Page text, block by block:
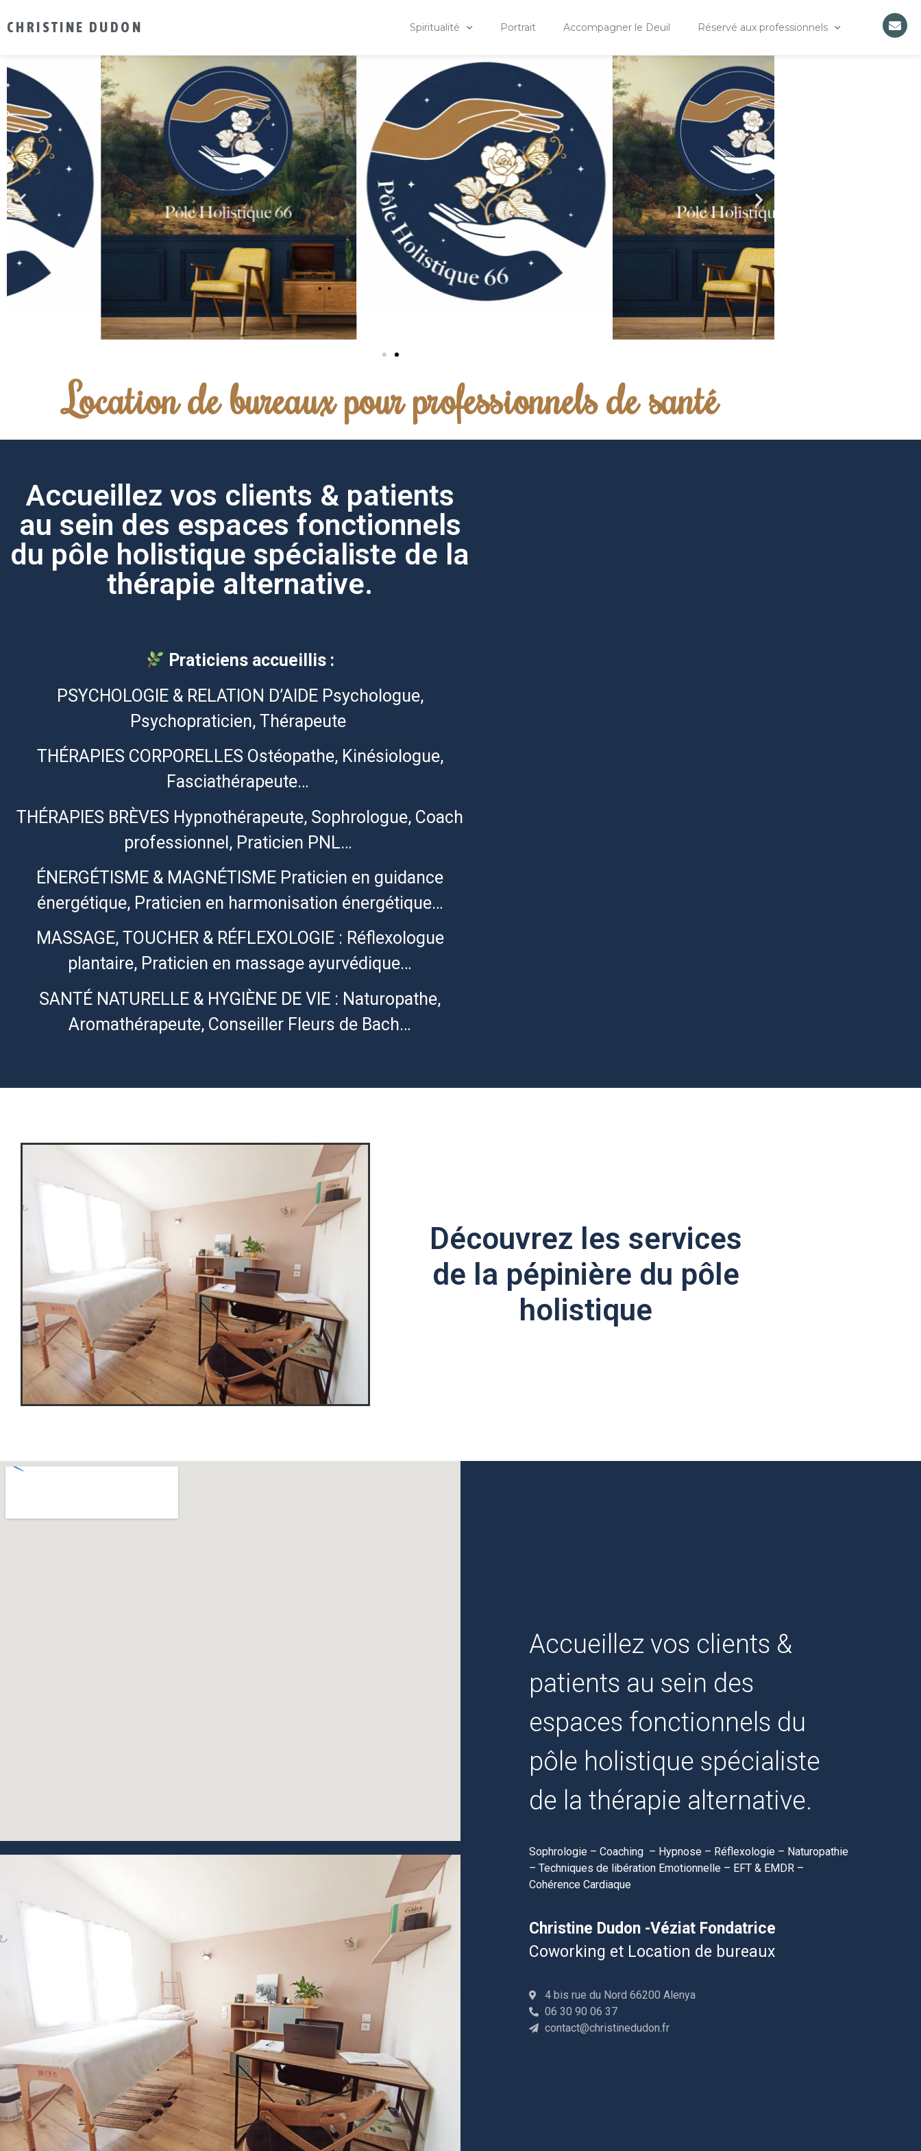
CHRISTINE DUDON Spiritualité Portrait Accompagner le Deuil Réservé aux professionnels
ESPACE
Location de bureaux pour professionnels de santé
Accueillez vos clients & patients
au sein des espaces fonctionnels
du pôle holistique spécialiste de la
thérapie alternative.
Praticiens accueillis :
PSYCHOLOGIE & RELATION D’AIDE Psychologue,
Psychopraticien, Thérapeute
THÉRAPIES CORPORELLES Ostéopathe, Kinésiologue,
Fasciathérapeute…
THÉRAPIES BRÈVES Hypnothérapeute, Sophrologue, Coach
professionnel, Praticien PNL…
ÉNERGÉTISME & MAGNÉTISME Praticien en guidance
énergétique, Praticien en harmonisation énergétique…
MASSAGE, TOUCHER & RÉFLEXOLOGIE : Réflexologue
plantaire, Praticien en massage ayurvédique…
SANTÉ NATURELLE & HYGIÈNE DE VIE : Naturopathe,
Aromathérapeute, Conseiller Fleurs de Bach…
Découvrez les services
de la pépinière du pôle
holistique
Accueillez vos clients &
patients au sein des
espaces fonctionnels du
pôle holistique spécialiste
de la thérapie alternative.
Sophrologie – Coaching – Hypnose – Réflexologie – Naturopathie
– Techniques de libération Emotionnelle – EFT & EMDR –
Cohérence Cardiaque
Christine Dudon -Véziat Fondatrice
Coworking et Location de bureaux
4 bis rue du Nord 66200 Alenya
06 30 90 06 37
contact@christinedudon.fr